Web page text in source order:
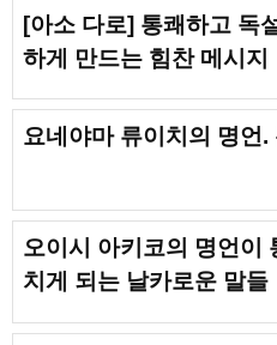
[아소 다로] 통쾌하고 독
하게 만드는 힘찬 메시지
요네야마 류이치의 명언
오이시 아키코의 명언이
치게 되는 날카로운 말들